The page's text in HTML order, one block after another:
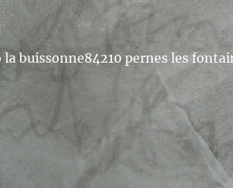
buissonne84210 pernes les